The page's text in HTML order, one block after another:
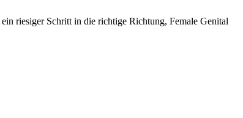
riesiger Schritt in die richtige Richtung, Female Genital